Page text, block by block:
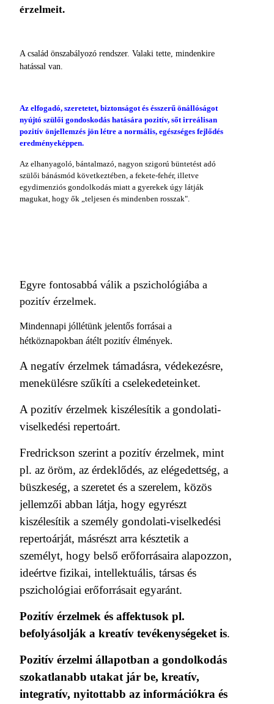
érzelme­it.
A család önszabályozó rendszer. Valaki tette, mindenkire
hatással van.
Az elfogadó, szeretetet, biztonságot és éssze­rű önállóságot
nyújtó szülői gondoskodás ha­tására pozitív, sőt irreálisan
pozitív önjellemzés jön létre a normális, egészséges fejlődés
eredményeképpen.
Az elhanyagoló, bántalmazó, na­gyon szigorú büntetést adó
szülői bánásmód következtében, a fekete-fehér, illetve
egydimen­ziós gondolkodás miatt a gyerekek úgy látják
magukat, hogy ők „teljesen és mindenben rosszak".
Egyre fontosabbá válik a pszichológiába a
pozitív érzelmek.
Mindennapi jóllétünk jelentős forrásai a
hétköznapokban átélt pozitív élmények.
A negatív érzelmek támadásra, védekezésre,
menekülésre szűkíti a cselekedeteinket.
A pozitív érzelmek kiszélesítik a gondolati-
viselkedési repertoárt.
Fredrickson szerint a pozitív érzelmek, mint
pl. az öröm, az érdeklődés, az elégedettség, a
büszkeség, a szeretet és a szerelem, közös
jellemzői abban látja, hogy egyrészt
kiszélesítik a személy gondolati-viselkedési
repertoárját, másrészt arra késztetik a
személyt, hogy belső erőforrásaira alapozzon,
ideértve fizikai, intellektuális, társas és
pszichológiai erőforrásait egyaránt.
Pozitív érzelmek és affektusok pl.
befolyásolják a kreatív tevékenységeket is.
Pozitív érzelmi állapotban a gondolkodás
szokatlanabb utakat jár be, kreatív,
integratív, nyitottabb az információkra és